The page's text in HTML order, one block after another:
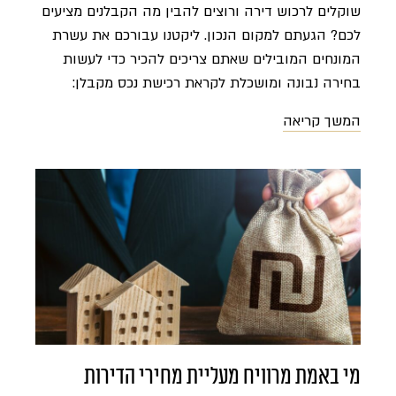
להבין כי מדובר בתהליכים מורכבים, ארוכים ולעיתים
רצופי בירוקרטיה
שוקלים לרכוש דירה ורוצים להבין מה הקבלנים מציעים
לכם? הגעתם למקום הנכון. ליקטנו עבורכם את עשרת
המונחים המובילים שאתם צריכים להכיר כדי לעשות
בחירה נבונה ומושכלת לקראת רכישת נכס מקבלן:
החתימה על החוזה, והיתרה (90%) רק בסמוך לאכלוס.
דוגמה מעשית (ברכישת דירה של 2.5 מיליון ₪):
ונשאר עם 2,250,000 ₪ בחשבון למשך 24 חודשים עד
למסירה. השקעת הסכום הזה בפיקדון בתשואה שנתית
של 4%, למשל, תישא רווח של 180,000 ₪ במהלך
שנתיים, ועוד כ-3,000 כתוצאה מאפקט ריבית דריבית).
גם אם אין לו את הסכום בחשבון והוא צריך משכנתא של
המשך קריאה
מי באמת מרוויח מעליית מחירי הדירות